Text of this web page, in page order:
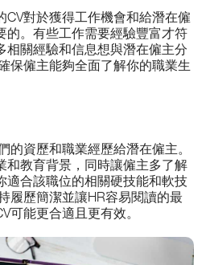
CV對於獲得工作機會和給潛在僱
的。有些工作需要經驗豐富才符
相關經驗和信息想與潛在僱主分
保僱主能夠全面了解你的職業生
的資歷和職業經歷給潛在僱主。
和教育背景，同時讓僱主多了解
適合該職位的相關硬技能和軟技
履歷簡潔並讓HR容易閱讀的最
可能更合適且更有效。